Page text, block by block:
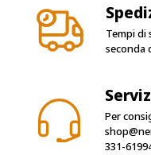
Tempi di
seconda
Per
331-